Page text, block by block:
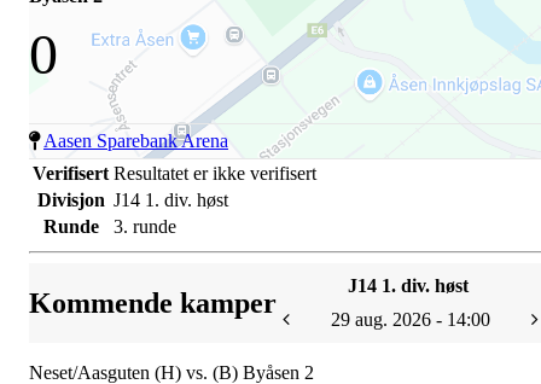
0
Aasen Sparebank Arena
Verifisert Resultatet er ikke verifisert
Divisjon J14 1. div. høst
Runde
3. runde
Kommende kamper
J14 1. div. høst
29 aug. 2026 - 14:00
Neset/Aasguten (H) vs. (B) Byåsen 2